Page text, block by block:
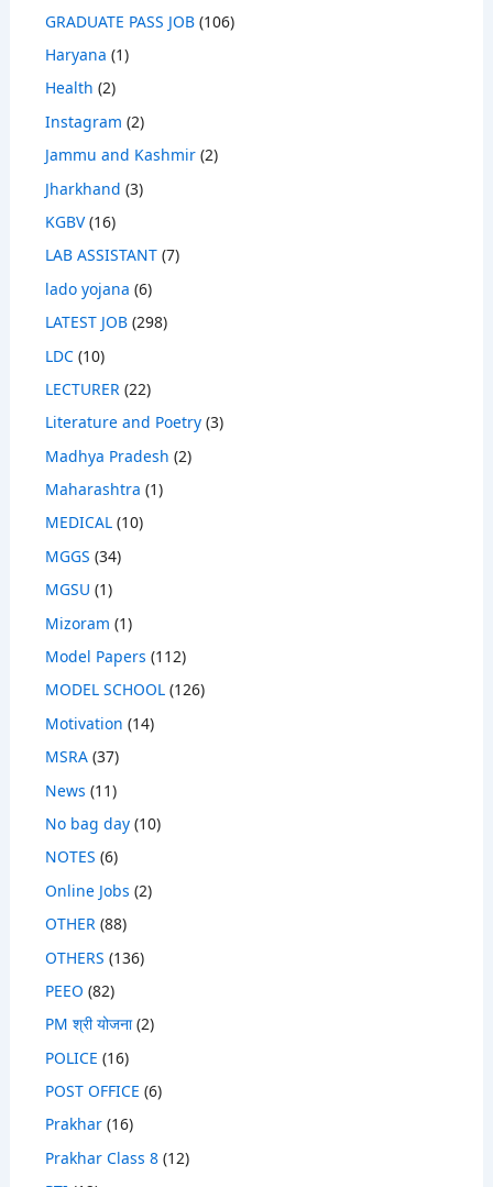
GRADUATE PASS JOB(106)
Haryana (1)
Health (2)
Instagram (2)
Jammu and Kashmir(2)
Jharkhand (3)
KGBV(16)
LAB ASSISTANT(7)
lado yojana (6)
LATEST JOB(298)
LDC(10)
LECTURER(22)
Literature and Poetry(3)
Madhya Pradesh (2)
Maharashtra (1)
MEDICAL(10)
MGGS (34)
MGSU (1)
Mizoram (1)
Model Papers (112)
MODEL SCHOOL(126)
Motivation (14)
MSRA(37)
News (11)
No bag day(10)
NOTES (6)
Online Jobs (2)
OTHER(88)
OTHERS (136)
PEEO (82)
PM श्री योजना(2)
POLICE (16)
POST OFFICE (6)
Prakhar(16)
Prakhar Class 8(12)